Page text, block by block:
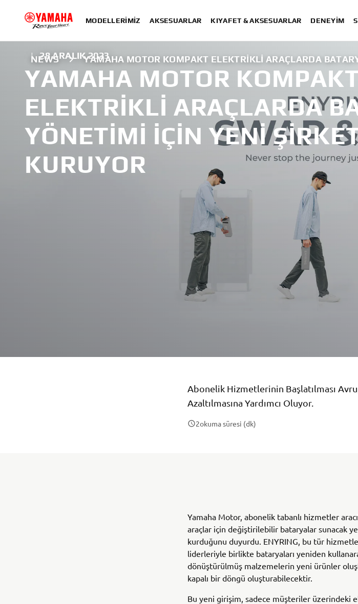
MODELLERIMIZ AKSESUARLAR KIYAFET & AKSESUARLAR DENEYIM
NEWS YAMAHA MOTOR KOMPAKT ELEKTRIKLI ARAÇLARDA
| 28 ARALIK 2023
YAMAHA MOTOR
ELEKTRIKLI ARAÇLARDA
YÖNETIMI IÇIN YENI
KURUYOR
Abonelik Hizmetlerinin Başlatılması
Azaltılmasına Yardımcı Oluyor.
2okuma süresi (dk)
Yamaha Motor, abonelik tabanlı hizmetler
araçlar için değiştirilebilir bataryalar sunacak
kurduğunu duyurdu. ENYRING, bu tür
liderleriyle birlikte bataryaları yeniden
dönüştürülmüş malzemelerin yeni ürünler
kapalı bir döngü oluşturabilecektir.
Bu yeni girişim, sadece müşteriler üzerindeki